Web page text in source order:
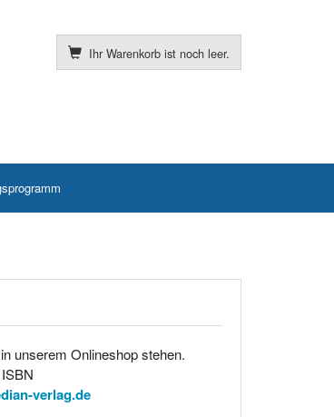
Ihr Warenkorb ist noch leer.
unserem Onlineshop stehen.
verlag.de